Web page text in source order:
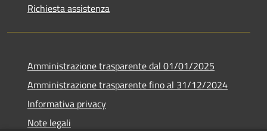
Richiesta assistenza
Amministrazione trasparente dal 01/01/2025
Amministrazione trasparente fino al 31/12/2024
Informativa privacy
Note legali